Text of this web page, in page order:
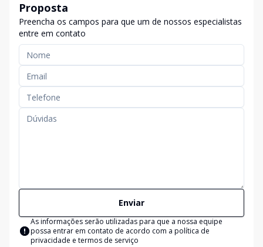
Proposta
Preencha os campos para que um de nossos especialistas
entre em contato
Enviar
As informações serão utilizadas para que a nossa equipe
possa entrar em contato de acordo com a política de
privacidade e termos de serviço